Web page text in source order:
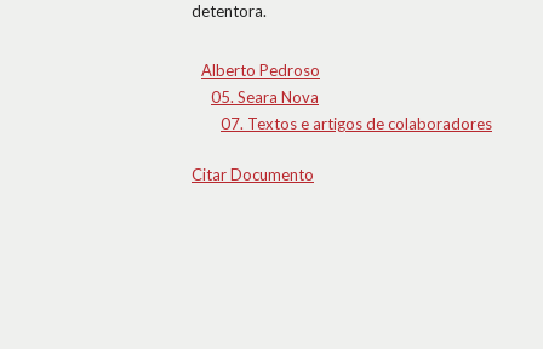
detentora.
Alberto Pedroso
05. Seara Nova
07. Textos e artigos de colaboradores
Citar Documento